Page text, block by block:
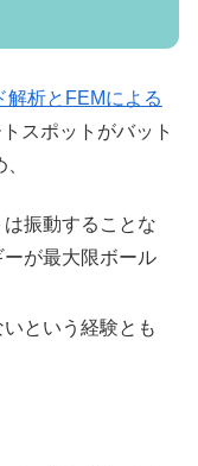
解析とFEMによる
スポットがバット
振動することな
が最大限ボール
という経験とも